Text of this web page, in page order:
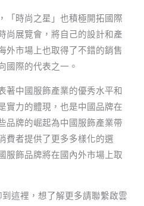
「時尚之星」也積極開拓國際
尚展覽會，將自己的設計和產
外市場上也取得了不錯的銷售
國際的代表之一。
著中國服飾產業的優秀水平和
實力的體現，也是中國品牌在
品牌的崛起為中國服飾產業帶
費者提供了更多多樣化的選
服飾品牌將在國內外市場上取
這裡，想了解更多請聯繫啟雲